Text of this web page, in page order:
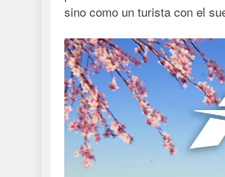
sino como un turista con el